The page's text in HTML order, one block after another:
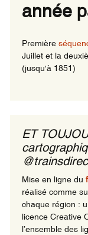
Régions en 1981
année
Première
Juillet et la
(jusqu'à 1851)
ET
Mise en ligne du
réalisé comme
chaque région :
licence Creative
l’ensemble des